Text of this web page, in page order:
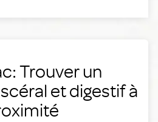
Trouver un
et digestif à